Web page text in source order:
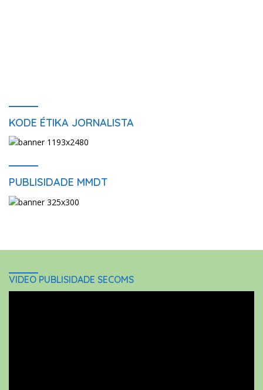
KODE ÉTIKA JORNALISTA
PUBLISIDADE MMDT
VIDEO PUBLISIDADE SECOMS